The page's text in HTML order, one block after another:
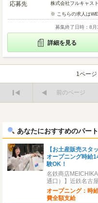
応募先
株式会社フルキャス
※ こちらの求人は
募集終了日時：8月
詳細を見る
1ページ
前のページ
あなたにおすすめのパート
【お土産販売スタッ
オープニング時給
験OK！
名鉄商店
通口）】近鉄名古
オープニング：時
費全額支給